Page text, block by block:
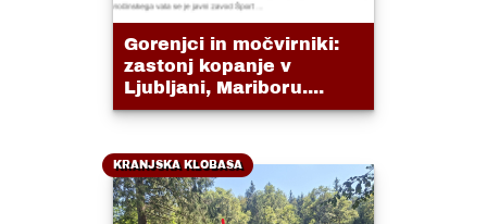
Gorenjci in močvirniki:
zastonj kopanje v
Ljubljani, Mariboru....
KRANJSKA KLOBASA